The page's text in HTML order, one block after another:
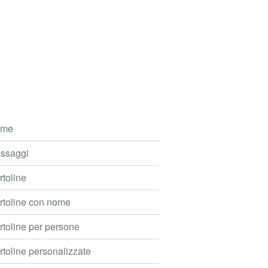
con nome
per persone
personalizzate